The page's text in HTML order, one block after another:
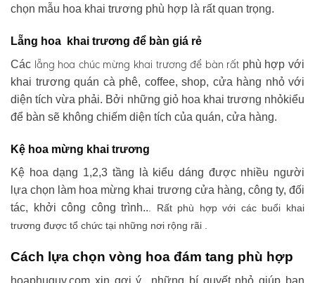
chọn mẫu hoa khai trương phù hợp là rất quan trọng.
Lẵng hoa khai trương để bàn giá rẻ
Các lẵng hoa chúc mừng khai trương để bàn rất phù hợp với
khai trương quán cà phê, coffee, shop, cửa hàng nhỏ với
diện tích vừa phải. Bởi những giỏ hoa khai trương nhỏkiểu
để bàn sẽ không chiếm diện tích của quán, cửa hàng.
Kệ hoa mừng khai trương
Kệ hoa dạng 1,2,3 tầng là kiểu dáng được nhiều người
lựa chọn làm hoa mừng khai trương cửa hàng, công ty, đối
tác, khởi công công trình.. . Rất phù hợp với các buổi khai
trương được tổ chức tại những nơi rộng rãi .
Cách lựa chọn vòng hoa đám tang phù hợp